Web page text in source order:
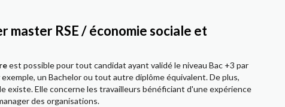
master RSE / économie sociale et
est possible pour tout candidat ayant validé le niveau Bac +3 par
exemple, un Bachelor ou tout autre diplôme équivalent. De plus,
existe. Elle concerne les travailleurs bénéficiant d'une expérience
des organisations.